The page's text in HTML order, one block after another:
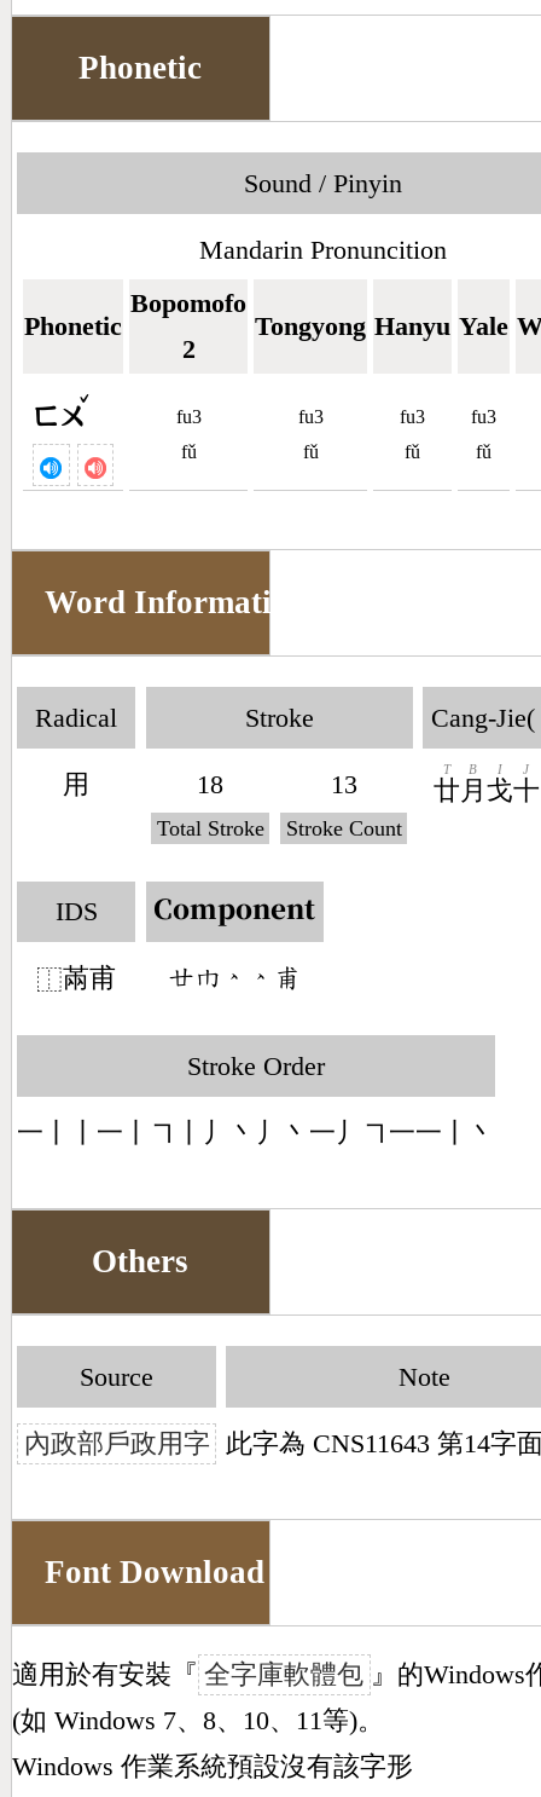
Phonetic
Sound / Pinyin
Mandarin Pronuncition
Phonetic
Bopomofo
2
Tongyong Hanyu Yale
ㄈㄨ
ˇ
fu3
fǔ
fu3
fǔ
fu3
fǔ
fu3
fǔ
Word Information
Radical
用
Stroke
18
Total Stroke
13
Stroke Count
Cang-Jie(
廿
T
月
B
戈
I
十
J
IDS
⿰㒼甫
Component
󶂵󶁺󶀳󶀳󶆣
Stroke Order
一丨丨一丨㇕丨丿丶丿丶一丿㇕一一丨丶
Others
Source
內政部戶政用字
Note
此字為 CNS11643 第14字
Font Download
適用於有安裝『 全字庫軟體包 』的Windows
(如 Windows 7、8、10、11等)。
Windows 作業系統預設沒有該字形